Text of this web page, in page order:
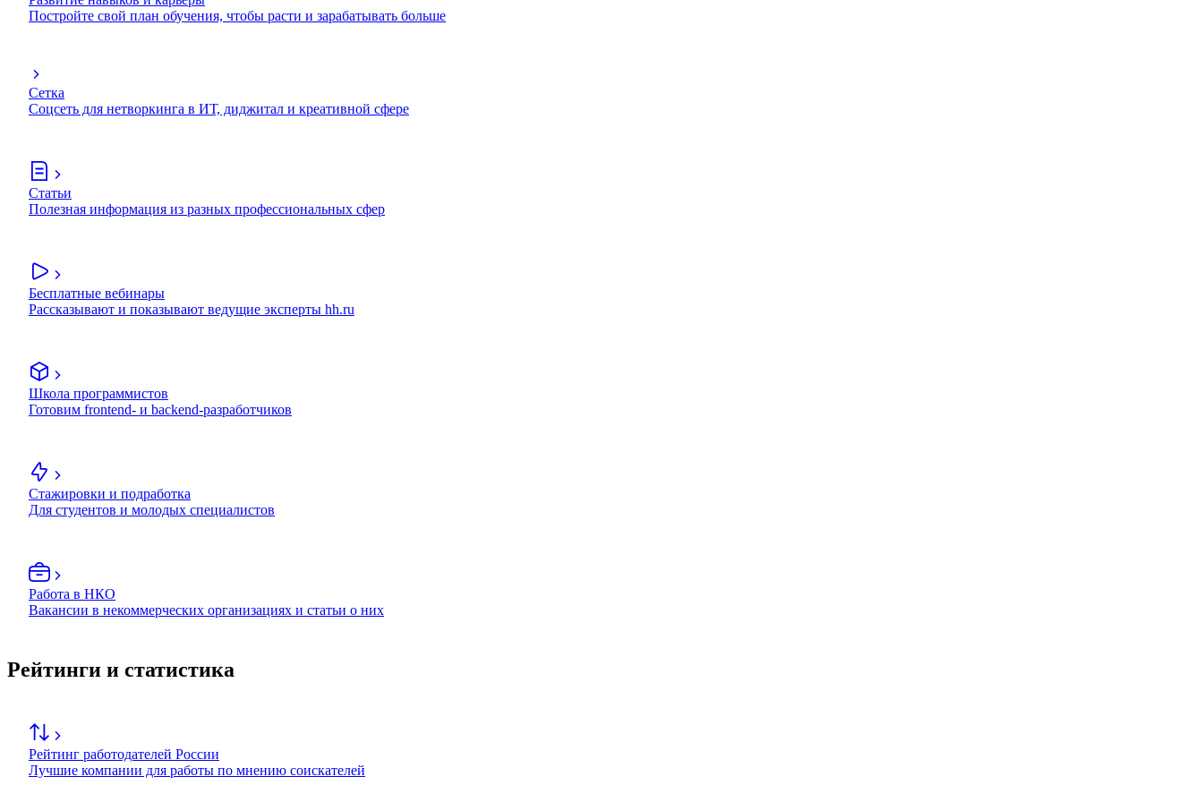
Постройте свой план обучения, чтобы расти и зарабатывать больше
Сетка
Соцсеть для нетворкинга в ИТ, диджитал и креативной сфере
Статьи
Полезная информация из разных профессиональных сфер
Бесплатные вебинары
Рассказывают и показывают ведущие эксперты hh.ru
Школа программистов
Готовим frontend- и backend-разработчиков
Стажировки и подработка
Для студентов и молодых специалистов
Работа в НКО
Вакансии в некоммерческих организациях и статьи о них
Рейтинги и статистика
Рейтинг работодателей России
Лучшие компании для работы по мнению соискателей